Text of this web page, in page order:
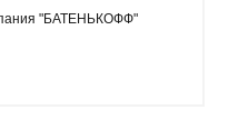
"БАТЕНЬКОФФ"